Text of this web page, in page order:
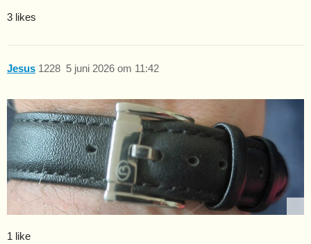
3 likes
Jesus 5 juni 2026 om 11:42
1228
1 like